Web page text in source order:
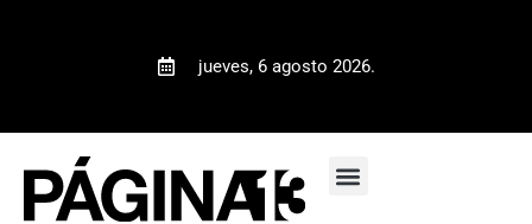
jueves, 6 agosto 2026.